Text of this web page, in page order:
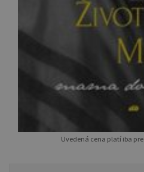
Uvedená cena platí iba